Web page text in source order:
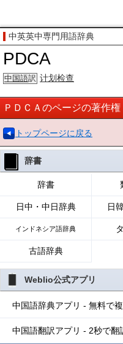
中英英中専門用語辞典
PDCA
中国語訳 计划检查
ＰＤＣＡのページの著作権
トップページに戻る
辞書
辞書
日中・中日辞典 日
インドネシア語辞典
古語辞典
Weblio公式アプリ
中国語辞典アプリ - 無料で
中国語翻訳アプリ - 2秒で